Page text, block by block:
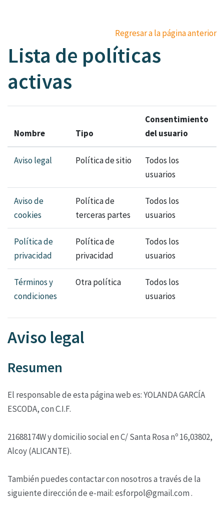
Regresar a la página anterior
Lista de políticas
activas
Nombre Tipo
Consentimiento
del usuario
Aviso legal Política de sitio
Todos los
usuarios
Aviso de
cookies
Política de
terceras partes
Todos los
usuarios
Política de
privacidad
Política de
privacidad
Todos los
usuarios
Términos y
condiciones
Otra política
Todos los
usuarios
Aviso legal
Resumen
El responsable de esta página web es: YOLANDA GARCÍA
ESCODA, con C.I.F.
21688174W y domicilio social en C/ Santa Rosa nº 16,03802,
Alcoy (ALICANTE).
También puedes contactar con nosotros a través de la
siguiente dirección de e-mail: esforpol@gmail.com .